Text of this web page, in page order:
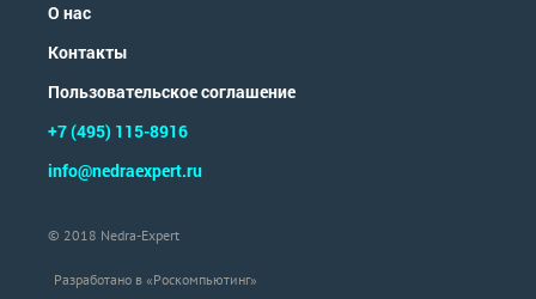
О нас
Контакты
Пользовательское соглашение
+7 (495) 115-8916
info@nedraexpert.ru
© 2018 Nedra-Expert
Разработано в «Роскомпьютинг»